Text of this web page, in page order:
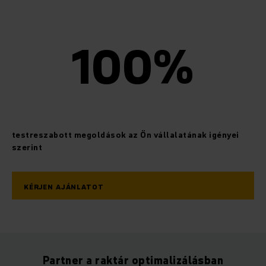
100%
testreszabott megoldások az Ön vállalatának igényei
szerint
KÉRJEN AJÁNLATOT
Partner a raktár optimalizálásban